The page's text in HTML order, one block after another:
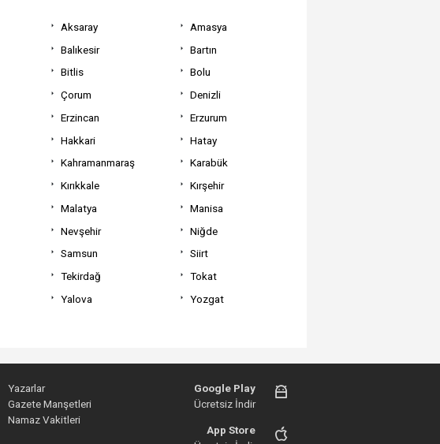
Aksaray
Amasya
Balıkesir
Bartın
Bitlis
Bolu
Çorum
Denizli
Erzincan
Erzurum
Hakkari
Hatay
Kahramanmaraş
Karabük
Kırıkkale
Kırşehir
Malatya
Manisa
Nevşehir
Niğde
Samsun
Siirt
Tekirdağ
Tokat
Yalova
Yozgat
Yazarlar
Gazete Manşetleri
Namaz Vakitleri
Google Play
Ücretsiz İndir
App Store